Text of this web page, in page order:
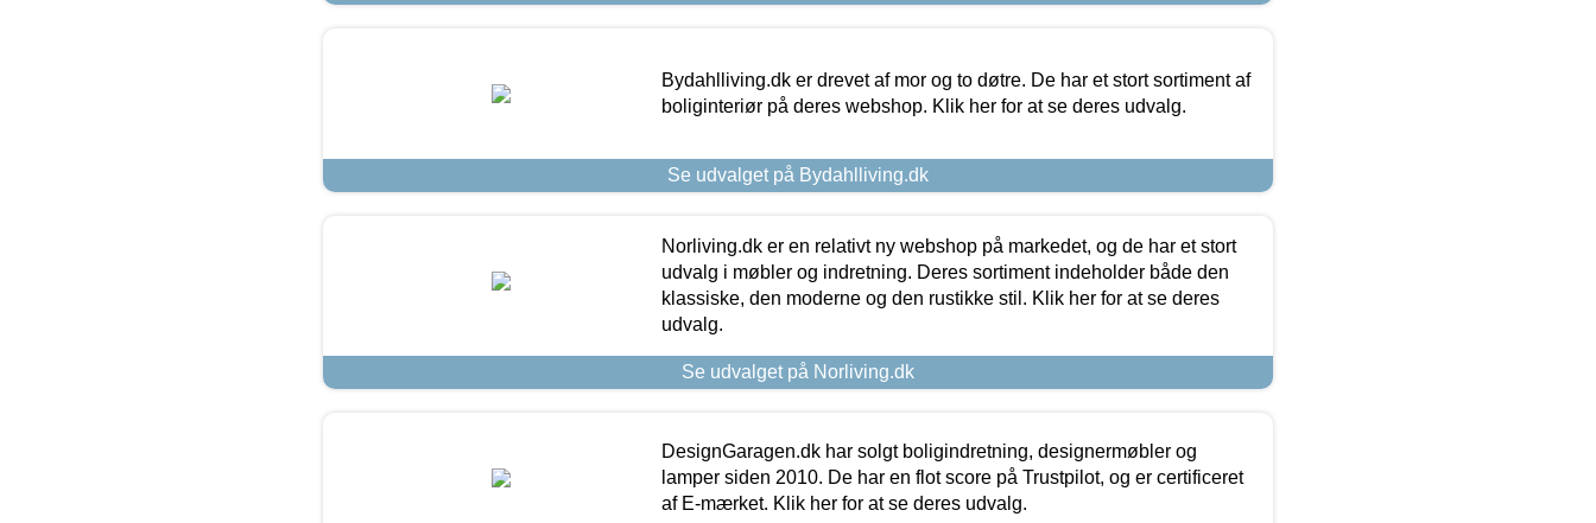
Bydahlliving.dk er drevet af mor og to døtre. De har et stort sortiment af
boliginteriør på deres webshop. Klik her for at se deres udvalg.
Se udvalget på Bydahlliving.dk
Norliving.dk er en relativt ny webshop på markedet, og de har et stort
udvalg i møbler og indretning. Deres sortiment indeholder både den
klassiske, den moderne og den rustikke stil. Klik her for at se deres
udvalg.
Se udvalget på Norliving.dk
DesignGaragen.dk har solgt boligindretning, designermøbler og
lamper siden 2010. De har en flot score på Trustpilot, og er certificeret
af E-mærket. Klik her for at se deres udvalg.